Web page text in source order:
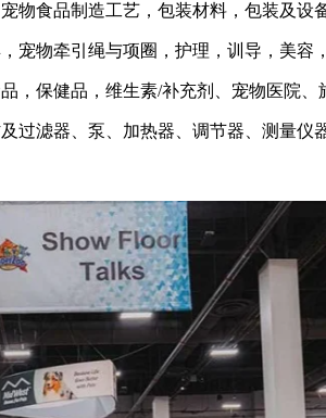
物食品制造工艺，包装材料，包装及设
宠物牵引绳与项圈，护理，训导，美容
，保健品，维生素/补充剂、宠物医院、
过滤器、泵、加热器、调节器、测量仪